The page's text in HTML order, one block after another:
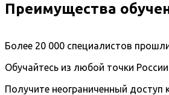
Преимущества
Более 20 000 специалистов
Обучайтесь из любой точки России
Получите неограниченный доступ